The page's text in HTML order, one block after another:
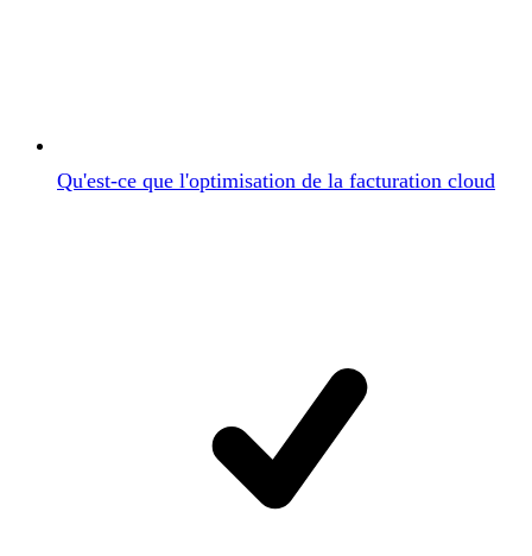
Qu'est-ce que l'optimisation de la facturation cloud